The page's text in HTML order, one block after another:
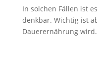
In solchen Fällen ist
denkbar. Wichtig ist
Dauerernährung wird.